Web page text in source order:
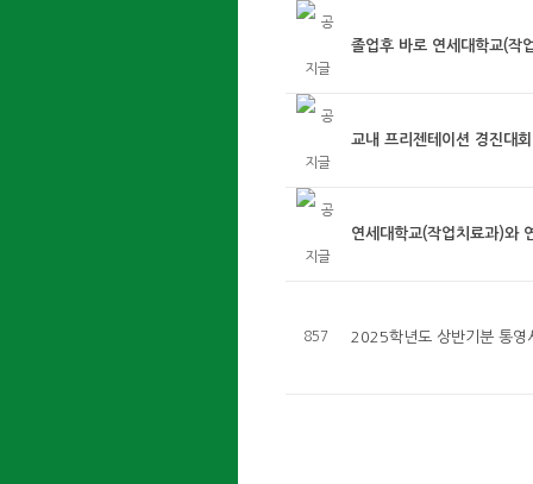
졸업후 바로 연세대학교(작
교내 프리젠테이션 경진대
연세대학교(작업치료과)와
857 2025학년도 상반기분 통영